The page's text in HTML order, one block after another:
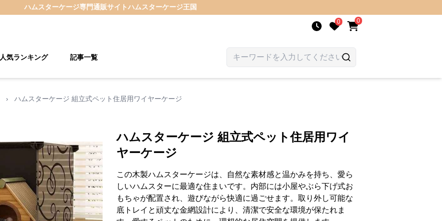
ハムスターケージ専門通販サイトハムスターケージ王国
0 0
気ランキング 記事一覧
› ハムスターケージ 組立式ペット住居用ワイヤーケージ
ハムスターケージ 組立式ペット住居用ワイ
ヤーケージ
この木製ハムスターケージは、自然な素材感と温かみを持ち、愛ら
しいハムスターに最適な住まいです。内部には小屋やぶら下げ式お
もちゃが配置され、遊びながら快適に過ごせます。取り外し可能な
底トレイと頑丈な金網設計により、清潔で安全な環境が保たれま